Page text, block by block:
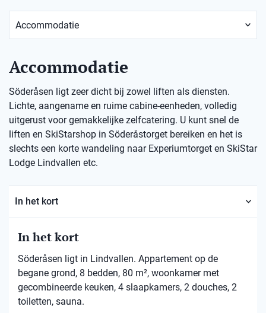
Accommodatie
Söderåsen ligt zeer dicht bij zowel liften als diensten.
Lichte, aangename en ruime cabine-eenheden, volledig
uitgerust voor gemakkelijke zelfcatering. U kunt snel de
liften en SkiStarshop in Söderåstorget bereiken en het is
slechts een korte wandeling naar Experiumtorget en SkiStar
Lodge Lindvallen etc.
In het kort
In het kort
Söderåsen ligt in Lindvallen. Appartement op de
begane grond, 8 bedden, 80 m², woonkamer met
gecombineerde keuken, 4 slaapkamers, 2 douches, 2
toiletten, sauna.